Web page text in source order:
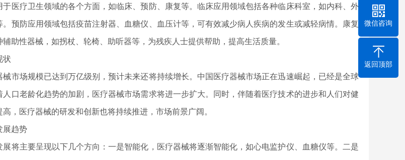
于医疗卫生领域的各个方面，如临床、预防、康复等。临床应用领域包括各种临床科室，如内科、外
。预防应用领域包括疫苗注射器、血糖仪、血压计等，可有效减少病人疾病的发生或减轻病情。康复
助性器械，如拐杖、轮椅、助听器等，为残疾人士提供帮助，提高生活质量。
状
械市场规模已达到万亿级别，预计未来还将持续增长。中国医疗器械市场正在迅速崛起，已经是全球
人口老龄化趋势的加剧，医疗器械市场需求将进一步扩大。同时，伴随着医疗技术的进步和人们对健
，医疗器械的研发和创新也将持续推进，市场前景广阔。
展趋势
展将主要呈现以下几个方向：一是智能化，医疗器械将逐渐智能化，如心电监护仪、血糖仪等。二是
微信咨询
返回顶部